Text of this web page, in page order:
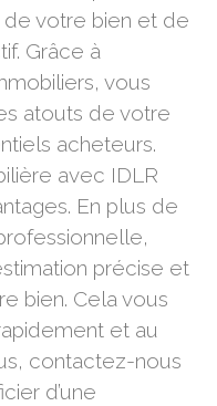
votre bien et de
Grâce à
vous
atouts de votre
acheteurs.
avec IDLR
En plus de
précise et
bien. Cela vous
et au
contactez-nous
d’une